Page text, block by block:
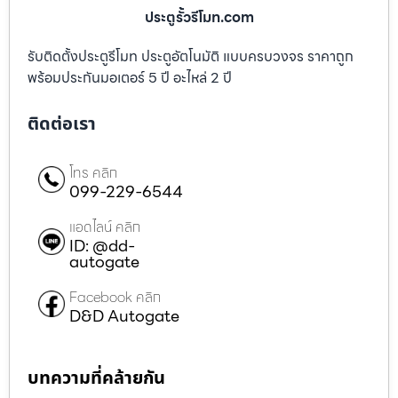
ประตูรั้วรีโมท.com
รับติดตั้งประตูรีโมท ประตูอัตโนมัติ แบบครบวงจร ราคาถูก
พร้อมประกันมอเตอร์ 5 ปี อะไหล่ 2 ปี
ติดต่อเรา
โทร คลิก
099-229-6544
แอดไลน์ คลิก
ID: @dd-
autogate
Facebook คลิก
D&D Autogate
บทความที่คล้ายกัน